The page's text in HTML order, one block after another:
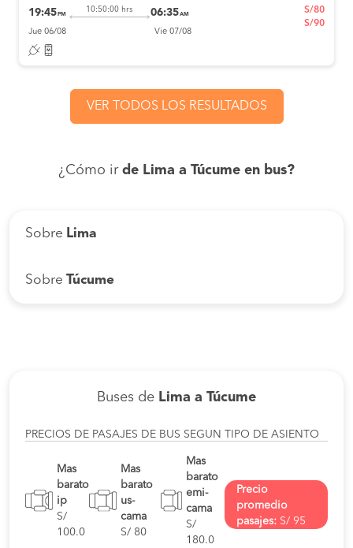
19:45PM
10:50:00 hrs 06:35AM
Jue 06/08 Vie 07/08
S/80
S/90
VER TODOS LOS RESULTADOS
¿Cómo ir de Lima a Túcume en bus?
Sobre Lima
Sobre Túcume
Buses de Lima a Túcume
PRECIOS DE PASAJES DE BUS SEGUN TIPO DE ASIENTO
Mas
barato
ip
S/
100.0
Mas
barato
us-
cama
S/ 80
Mas
barato
emi-
cama
S/
180.0
Precio
promedio
pasajes:S/ 95